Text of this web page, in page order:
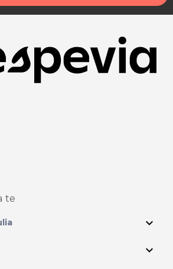
facebook
su youtube
su instagram
te
expand_more
expand_more